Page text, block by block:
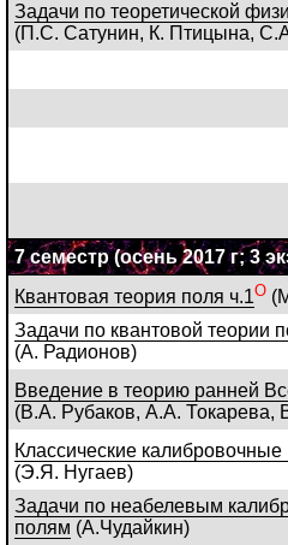
Задачи по теоретической
(П.С. Сатунин, К. Птицына,
7 семестр(осень 2017 г; 3
Квантовая теория поля ч.1О
Задачи по квантовой теории
(А. Радионов)
Введение в теорию ранней
(В.А. Рубаков, А.А. Токарева,
Классические калибровочные
(Э.Я. Нугаев)
Задачи по неабелевым
полям (А.Чудайкин)